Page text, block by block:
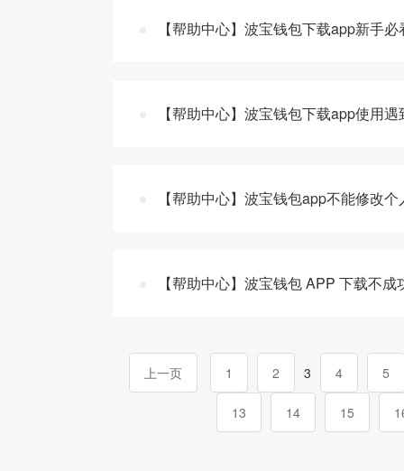
【帮助中心】波宝钱包下载app新手
【帮助中心】波宝钱包下载app使用
【帮助中心】波宝钱包app不能修改
【帮助中心】波宝钱包 APP 下载不
上一页 1 2 3 4 5
13 14 15